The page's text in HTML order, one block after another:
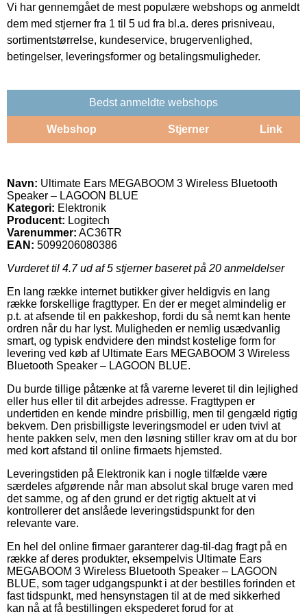
Vi har gennemgået de mest populære webshops og anmeldt
dem med stjerner fra 1 til 5 ud fra bl.a. deres prisniveau,
sortimentstørrelse, kundeservice, brugervenlighed,
betingelser, leveringsformer og betalingsmuligheder.
Bedst anmeldte webshops
Webshop Stjerner Link
Navn: Ultimate Ears MEGABOOM 3 Wireless Bluetooth
Speaker – LAGOON BLUE
Kategori: Elektronik
Producent: Logitech
Varenummer: AC36TR
EAN: 5099206080386
Vurderet til 4.7ud af 5 stjerner baseret på 20 anmeldelser
En lang række internet butikker giver heldigvis en lang
række forskellige fragttyper. En der er meget almindelig er
p.t. at afsende til en pakkeshop, fordi du så nemt kan hente
ordren når du har lyst. Muligheden er nemlig usædvanlig
smart, og typisk endvidere den mindst kostelige form for
levering ved køb af Ultimate Ears MEGABOOM 3 Wireless
Bluetooth Speaker – LAGOON BLUE.
Du burde tillige påtænke at få varerne leveret til din lejlighed
eller hus eller til dit arbejdes adresse. Fragttypen er
undertiden en kende mindre prisbillig, men til gengæld rigtig
bekvem. Den prisbilligste leveringsmodel er uden tvivl at
hente pakken selv, men den løsning stiller krav om at du bor
med kort afstand til online firmaets hjemsted.
Leveringstiden på Elektronik kan i nogle tilfælde være
særdeles afgørende når man absolut skal bruge varen med
det samme, og af den grund er det rigtig aktuelt at vi
kontrollerer det anslåede leveringstidspunkt for den
relevante vare.
En hel del online firmaer garanterer dag-til-dag fragt på en
række af deres produkter, eksempelvis Ultimate Ears
MEGABOOM 3 Wireless Bluetooth Speaker – LAGOON
BLUE, som tager udgangspunkt i at der bestilles forinden et
fast tidspunkt, med hensynstagen til at de med sikkerhed
kan nå at få bestillingen ekspederet forud for at